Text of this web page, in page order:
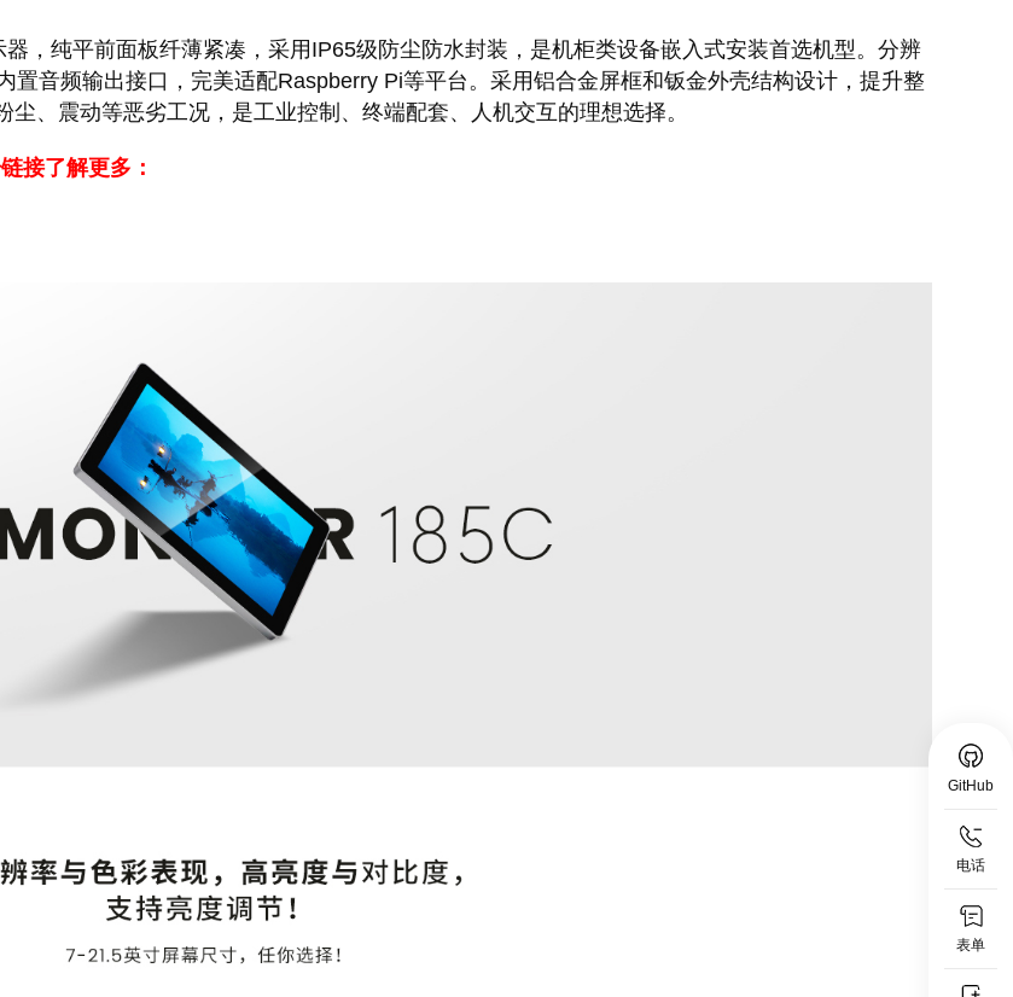
，纯平前面板纤薄紧凑，采用IP65级防尘防水封装，是机柜类设备嵌入式安装首选机型。分辨
音频输出接口，完美适配Raspberry Pi等平台。采用铝合金屏框和钣金外壳结构设计，提升整
、震动等恶劣工况，是工业控制、终端配套、人机交互的理想选择。
接了解更多：
GitHub
电话
表单